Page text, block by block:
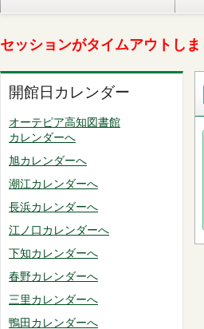
セッションがタイムアウトしま
開館日カレンダー
オーテピア高知図書館
カレンダーへ
旭カレンダーへ
潮江カレンダーへ
長浜カレンダーへ
江ノ口カレンダーへ
下知カレンダーへ
春野カレンダーへ
三里カレンダーへ
鴨田カレンダーへ